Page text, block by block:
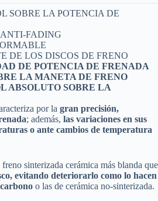
SOBRE LA POTENCIA DE
FADING
DE LOS DISCOS DE FRENO
DE POTENCIA DE FRENADA
LA MANETA DE FRENO
ABSOLUTO SOBRE LA
por la gran precisión,
; además, las variaciones en sus
o ante cambios de temperatura
sinterizada cerámica más blanda que
evitando deteriorarlo como lo hacen
o las de cerámica no-sinterizada.